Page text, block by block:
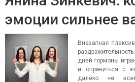
эмоции сильнее
Внезапная
дней гормоны
и справиться с
далеко не